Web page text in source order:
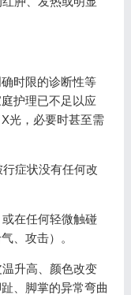
时限的诊断性等
护理已不足以应
光，必要时甚至需
症状没有任何改
在任何轻微触碰
、攻击）。
升高、颜色改变
、脚掌的异常弯曲